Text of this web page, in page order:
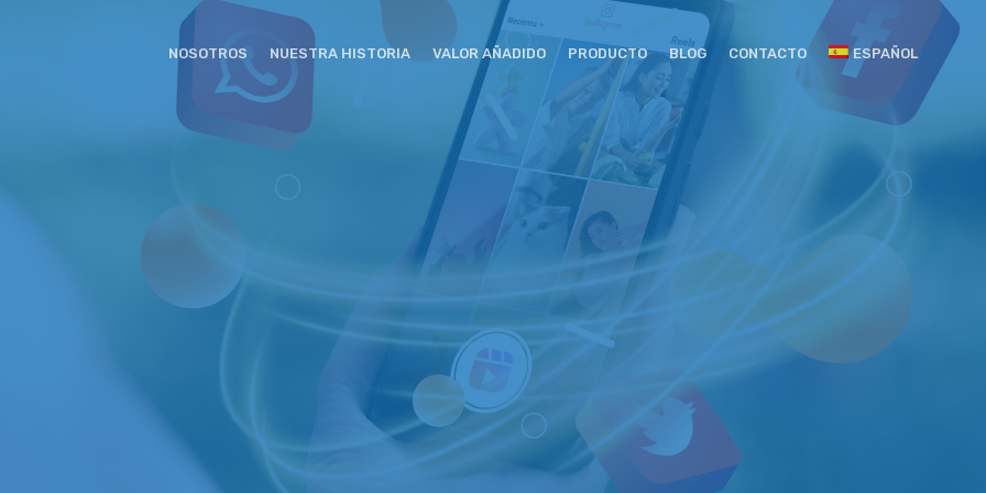
NOSOTROS NUESTRA HISTORIA VALOR AÑADIDO PRODUCTO BLOG CONTACTO ESPAÑOL